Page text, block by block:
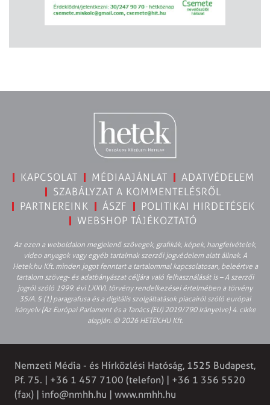
KAPCSOLAT MÉDIAAJÁNLAT
ADATVÉDELEM
SZABÁLYZAT A KOMMENTELÉSRŐL
PARTNEREINK
ÁSZF
POLITIKAI HIRDETÉSEK
WEBSHOP TÁJÉKOZTATÓ
Az ezen a weboldalon megjelenő szövegek, grafikák, képek, hangfelvételek,
video anyagok vagy egyéb tartalmak szerzői jogvédelem alatt állnak. A
Hetek.hu Kft. minden jogot fenntart a tartalommal kapcsolatosan, beleértve a
tartalom szöveg- és adatbányászat céljára való felhasználását is – A szerzői
jogról szóló 1999. évi LXXVI. törvény rendelkezései értelmében a törvény
35/A. § (1) paragrafusa és a digitális szolgáltatások piacairól szóló európai
irányelv (Az Európai Parlament és a Tanács (EU) 2019/790 Irányelve) 4. cikke
alapján. © 2026 HETEK.HU Kft.
Nemzeti Média - és Hírközlési Hatóság, 1525 Budapest,
Pf. 75. | +36 1 457 7100 (telefon) | +36 1 356 5520
(fax) | info@nmhh.hu | www.nmhh.hu